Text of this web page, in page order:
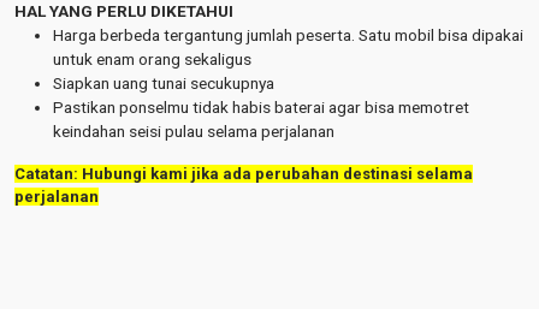
HAL YANG PERLU DIKETAHUI
Harga berbeda tergantung jumlah peserta. Satu mobil bisa dipakai
untuk enam orang sekaligus
Siapkan uang tunai secukupnya
Pastikan ponselmu tidak habis baterai agar bisa memotret
keindahan seisi pulau selama perjalanan
Catatan: Hubungi kami jika ada perubahan destinasi selama
perjalanan